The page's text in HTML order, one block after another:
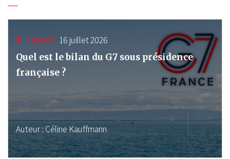
PODCAST 16 juillet 2026
Quel est le bilan du G7 sous présidence
française ?
Auteur :Céline Kauffmann